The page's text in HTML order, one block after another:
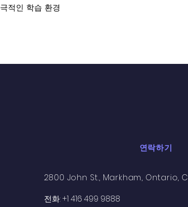
극적인 학습 환경
연락하기
2800 John St., Markham, Ontario,
전화: +1 416 499 9888